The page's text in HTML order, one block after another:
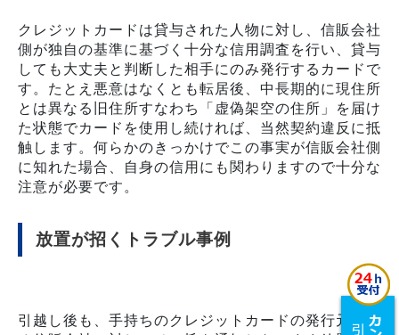
クレジットカードは貸与された人物に対し、信販会社
側が独自の基準に基づく十分な信用調査を行い、貸与
しても大丈夫と判断した相手にのみ発行するカードで
す。たとえ悪意はなくとも転居後、中長期的に現住所
とは異なる旧住所すなわち「虚偽架空の住所」を届け
た状態でカードを使用し続ければ、当然契約違反に抵
触します。何らかのきっかけでこの事実が信販会社側
に知れた場合、自身の信用にも関わりますので十分な
注意が必要です。
放置が招くトラブル事例
引越し後も、手持ちのクレジットカードの発行元であ